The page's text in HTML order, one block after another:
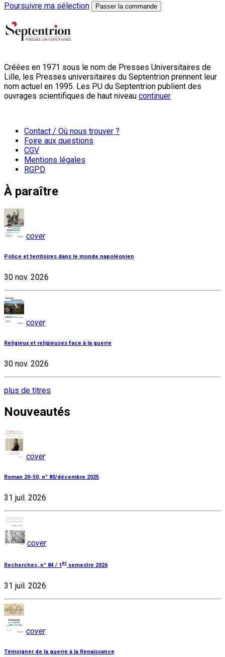
Poursuivre ma sélection Passer la commande
Créées en 1971 sous le nom de Presses Universitaires de
Lille, les Presses universitaires du Septentrion prennent leur
nom actuel en 1995. Les PU du Septentrion publient des
ouvrages scientifiques de haut niveau continuer
Contact / Où nous trouver ?
Foire aux questions
CGV
Mentions légales
RGPD
À paraître
cover
Police et territoires dans le monde napoléonien
30 nov. 2026
cover
Religieux et religieuses face à la guerre
30 nov. 2026
plus de titres
Nouveautés
cover
Roman 20-50, n° 80/décembre 2025
31 juil. 2026
cover
Recherches, n° 84 / 1er semestre 2026
31 juil. 2026
cover
Témoigner de la guerre à la Renaissance